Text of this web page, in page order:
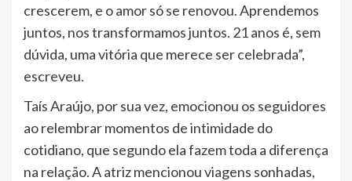
crescerem, e o amor só se renovou. Aprendemos
juntos, nos transformamos juntos. 21 anos é, sem
dúvida, uma vitória que merece ser celebrada”,
escreveu.
Taís Araújo, por sua vez, emocionou os seguidores
ao relembrar momentos de intimidade do
cotidiano, que segundo ela fazem toda a diferença
na relação. A atriz mencionou viagens sonhadas,